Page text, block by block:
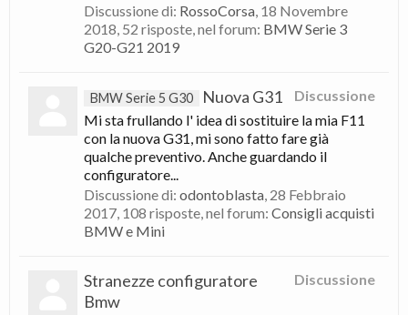
Discussione di: RossoCorsa, 18 Novembre
2018, 52 risposte, nel forum: BMW Serie 3
G20-G21 2019
Discussione
BMW Serie 5 G30 Nuova G31
Mi sta frullando l' idea di sostituire la mia F11
con la nuova G31, mi sono fatto fare già
qualche preventivo. Anche guardando il
configuratore...
Discussione di: odontoblasta, 28 Febbraio
2017, 108 risposte, nel forum: Consigli acquisti
BMW e Mini
Discussione
Stranezze configuratore
Bmw